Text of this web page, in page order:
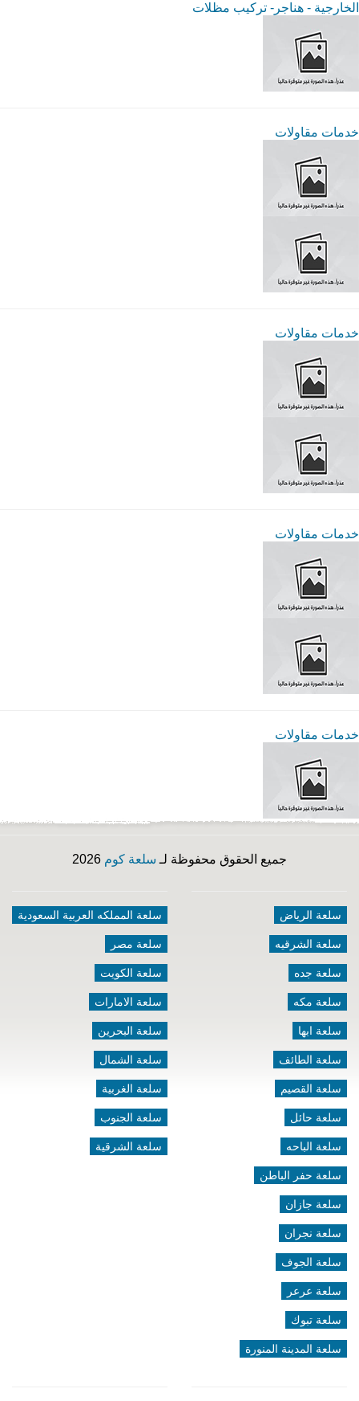
الخارجية - هناجر- تركيب مظلات
خدمات مقاولات
خدمات مقاولات
خدمات مقاولات
خدمات مقاولات
جميع الحقوق محفوظة لـ سلعة كوم
سلعة الرياض
سلعة الشرقيه
سلعة جده
سلعة مكه
سلعة ابها
سلعة الطائف
سلعة القصيم
سلعة حائل
سلعة الباحه
سلعة حفر الباطن
سلعة جازان
سلعة نجران
سلعة الجوف
سلعة عرعر
سلعة تبوك
سلعة المدينة المنورة
سلعة المملكه العربية السعودية
سلعة مصر
سلعة الكويت
سلعة الامارات
سلعة البحرين
سلعة الشمال
سلعة الغربية
سلعة الجنوب
سلعة الشرقية